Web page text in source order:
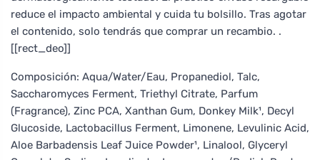
reduce el impacto ambiental y cuida tu bolsillo. Tras agotar
el contenido, solo tendrás que comprar un recambio. .
[[rect_deo]]
Composición: Aqua/Water/Eau, Propanediol, Talc,
Saccharomyces Ferment, Triethyl Citrate, Parfum
(Fragrance), Zinc PCA, Xanthan Gum, Donkey Milk¹, Decyl
Glucoside, Lactobacillus Ferment, Limonene, Levulinic Acid,
Aloe Barbadensis Leaf Juice Powder¹, Linalool, Glyceryl